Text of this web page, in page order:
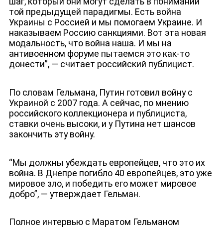
той предыдущей парадигмы. Есть война
Украины с Россией и мы помогаем Украине. И
наказываем Россию санкциями. Вот эта новая
модальность, что война наша. И мы на
антивоенном форуме пытаемся это как-то
донести”, — считает российский публицист.
По словам Гельмана, Путин готовил войну с
Украиной с 2007 года. А сейчас, по мнению
российского коллекционера и публициста,
ставки очень высоки, и у Путина нет шансов
закончить эту войну.
“Мы должны убеждать европейцев, что это их
война. В Днепре погибло 40 европейцев, это уже
мировое зло, и победить его может мировое
добро”, — утверждает Гельман.
Полное интервью с Маратом Гельманом